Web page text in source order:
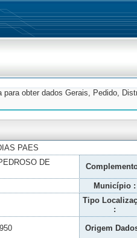
para obter dados Gerais, Pedido,
PAES
DE
Município :
Tipo
:
Origem